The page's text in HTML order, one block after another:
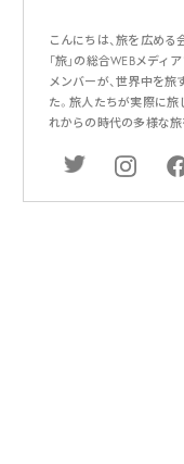
こんにちは、旅を広め
「旅」の総合WEBメデ
メンバーが、世界中を
た。旅人たちが実際に旅
れからの時代の多様な旅